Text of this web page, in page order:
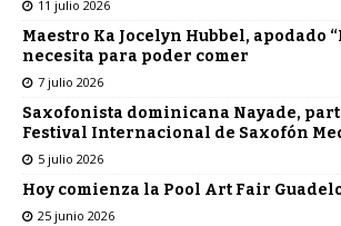
11 julio 2026
Maestro Ka Jocelyn Hubbel, apodado
necesita para poder comer
7 julio 2026
Saxofonista dominicana Nayade,
Festival Internacional de Saxofón
5 julio 2026
Hoy comienza la Pool Art Fair
25 junio 2026